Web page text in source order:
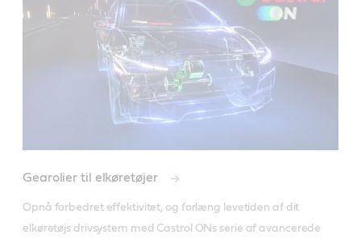
Gearolier til elkøretøjer
Opnå forbedret effektivitet, og forlæng levetiden af dit
elkøretøjs drivsystem med Castrol ONs serie af avancerede